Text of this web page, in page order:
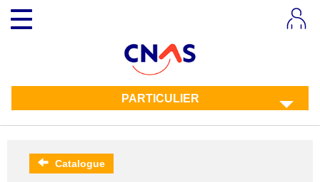
contenu
principal
Toggle
navigation
PARTICULIER
Catalogue